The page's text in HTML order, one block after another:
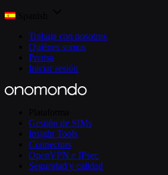
Trabaja con nosotros
Quiénes somos
Prensa
Iniciar sesión
Gestión de SIMs
Insight Tools
Connectors
OpenVPN e IPsec
Seguridad y calidad